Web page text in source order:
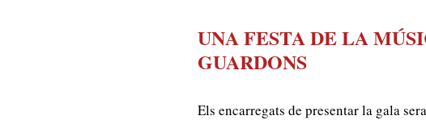
UNA FESTA DE LA
GUARDONS
Els encarregats de presentar la gala